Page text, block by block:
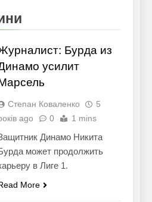
Бурда из
усилит
Степан Коваленко
5
ago
0 1 mins
Динамо Никита
может продолжить
в Лиге 1.
More